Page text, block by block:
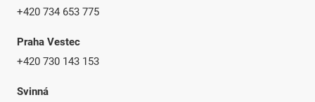
+420 734 653 775
Praha Vestec
+420 730 143 153
Svinná